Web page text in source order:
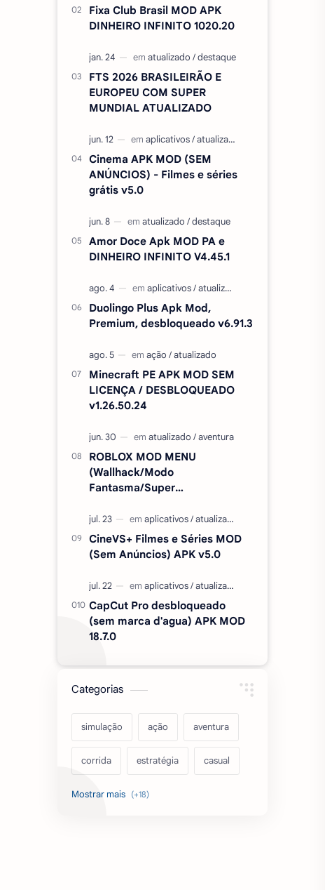
Fixa Club Brasil MOD APK
DINHEIRO INFINITO 1020.20
FTS 2026 BRASILEIRÃO E
EUROPEU COM SUPER
MUNDIAL ATUALIZADO
Cinema APK MOD (SEM
ANÚNCIOS) - Filmes e séries
grátis v5.0
Amor Doce Apk MOD PA e
DINHEIRO INFINITO V4.45.1
Duolingo Plus Apk Mod,
Premium, desbloqueado v6.91.3
Minecraft PE APK MOD SEM
LICENÇA / DESBLOQUEADO
v1.26.50.24
ROBLOX MOD MENU
(Wallhack/Modo
Fantasma/Super
CineVS+ Filmes e Séries MOD
(Sem Anúncios) APK v5.0
CapCut Pro desbloqueado
(sem marca d'agua) APK MOD
18.7.0
Categorias
simulação ação aventura
corrida estratégia casual
acarde esportes